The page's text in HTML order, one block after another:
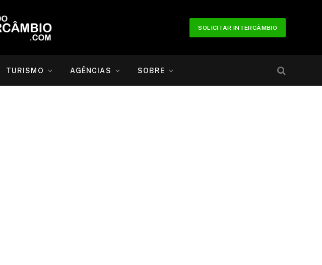
SOLICITAR INTERCÂMBIO
TURISMO AGÊNCIAS SOBRE